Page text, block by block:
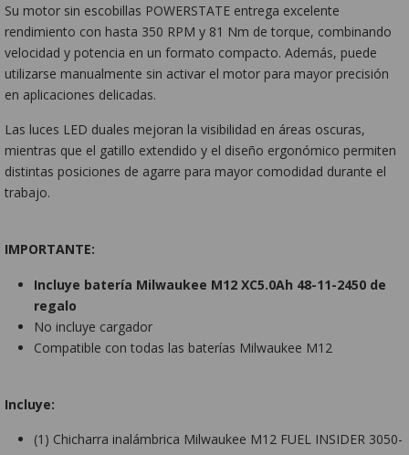
Su motor sin escobillas POWERSTATE entrega excelente
rendimiento con hasta 350 RPM y 81 Nm de torque, combinando
velocidad y potencia en un formato compacto. Además, puede
utilizarse manualmente sin activar el motor para mayor precisión
en aplicaciones delicadas.
Las luces LED duales mejoran la visibilidad en áreas oscuras,
mientras que el gatillo extendido y el diseño ergonómico permiten
distintas posiciones de agarre para mayor comodidad durante el
trabajo.
IMPORTANTE:
Incluye batería Milwaukee M12 XC5.0Ah 48-11-2450 de
regalo
No incluye cargador
Compatible con todas las baterías Milwaukee M12
Incluye:
(1) Chicharra inalámbrica Milwaukee M12 FUEL INSIDER 3050-